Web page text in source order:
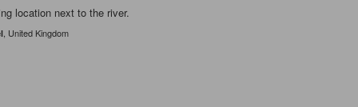
location next to the river.
, United Kingdom